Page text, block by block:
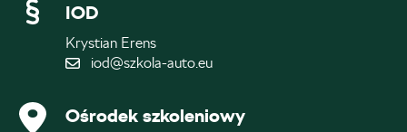
IOD
Krystian Erens
iod@szkola-auto.eu
Ośrodek szkoleniowy